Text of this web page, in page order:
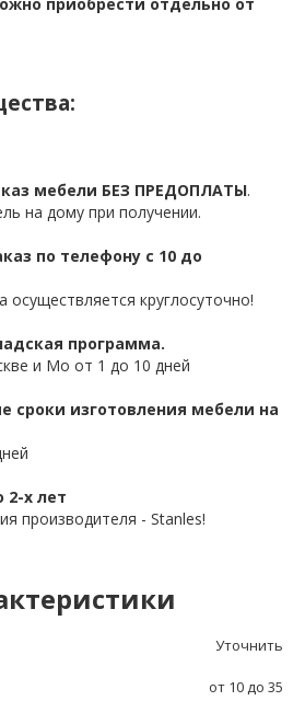
мебели БЕЗ ПРЕДОПЛАТЫ.
на дому при получении.
по телефону с 10 до
осуществляется круглосуточно!
программа.
и Мо от 1 до 10 дней
сроки изготовления мебели на
2-х лет
производителя - Stanles!
Уточнить
от 10 до 35